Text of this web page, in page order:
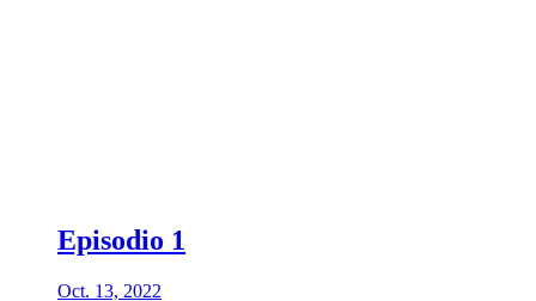
Episodio 1
Oct. 13, 2022